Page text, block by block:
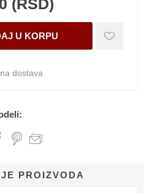
(RSD)
dostava
PROIZVODA